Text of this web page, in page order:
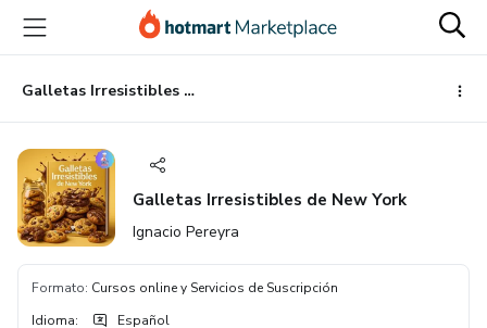
principal
página
de
página
Galletas Irresistibles de New York
Galletas Irresistibles de New York
Ignacio Pereyra
Formato: Cursos online y Servicios de Suscripción
Idioma: Español